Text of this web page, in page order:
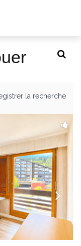
la recherche